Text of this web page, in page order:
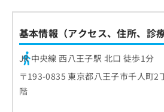
基本情報（アクセス、住所、診療
JR 中央線 西八王子駅 北口 徒歩1分
〒193-0835 東京都八王子市千人町2
階